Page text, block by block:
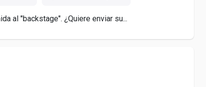
al "backstage". ¿Quiere enviar su...